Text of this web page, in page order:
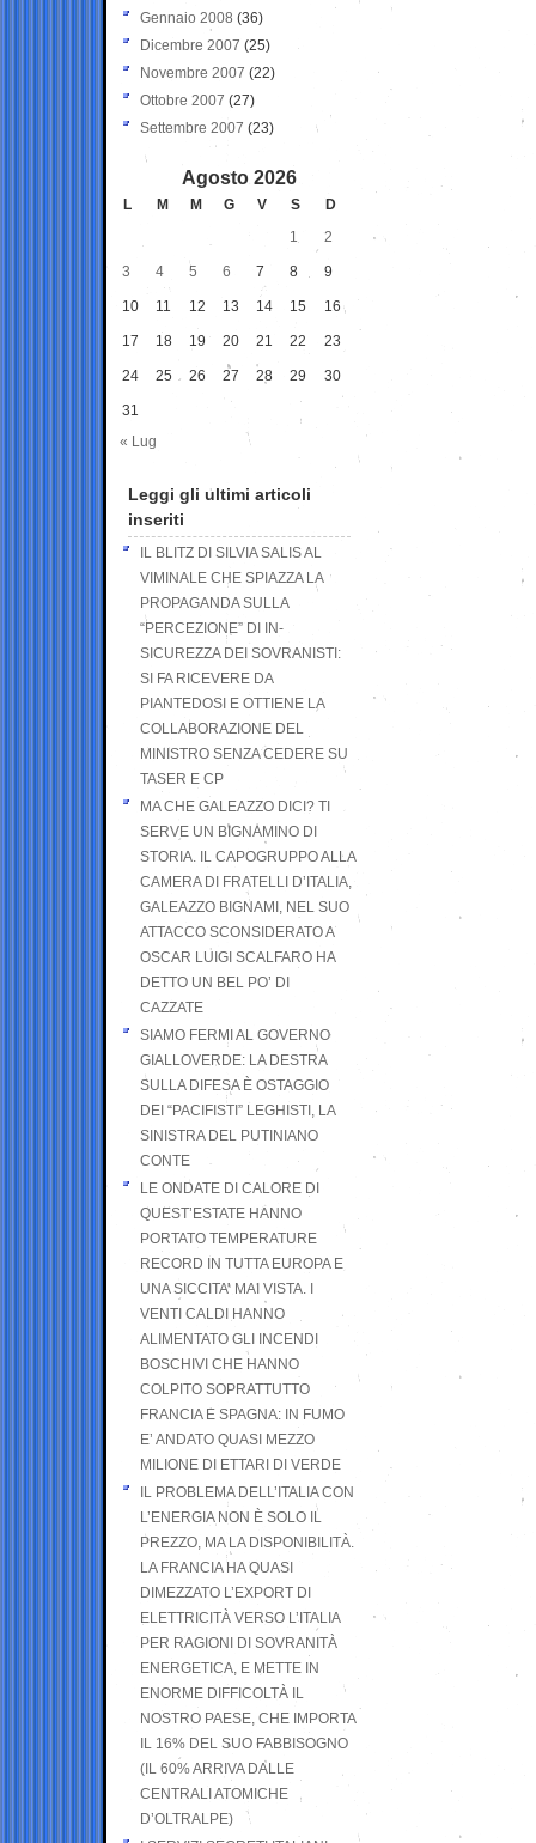
Gennaio 2008 (36)
Dicembre 2007 (25)
Novembre 2007 (22)
Ottobre 2007 (27)
Settembre 2007 (23)
Agosto 2026
L M M G V S
D
1
2
3 4 5 6 7 8 9
10 11 12 13 14 15 16
17 18 19 20 21 22 23
24 25 26 27 28 29 30
31
« Lug
Leggi gli ultimi articoli
inseriti
IL BLITZ DI SILVIA SALIS AL
VIMINALE CHE SPIAZZA LA
PROPAGANDA SULLA
“PERCEZIONE” DI IN-
SICUREZZA DEI SOVRANISTI:
SI FA RICEVERE DA
PIANTEDOSI E OTTIENE LA
COLLABORAZIONE DEL
MINISTRO SENZA CEDERE SU
TASER E CP
MA CHE GALEAZZO DICI? TI
SERVE UN BIGNAMINO DI
STORIA. IL CAPOGRUPPO ALLA
CAMERA DI FRATELLI D’ITALIA,
GALEAZZO BIGNAMI, NEL SUO
ATTACCO SCONSIDERATO A
OSCAR LUIGI SCALFARO HA
DETTO UN BEL PO’ DI
CAZZATE
SIAMO FERMI AL GOVERNO
GIALLOVERDE: LA DESTRA
SULLA DIFESA È OSTAGGIO
DEI “PACIFISTI” LEGHISTI, LA
SINISTRA DEL PUTINIANO
CONTE
LE ONDATE DI CALORE DI
QUEST’ESTATE HANNO
PORTATO TEMPERATURE
RECORD IN TUTTA EUROPA E
UNA SICCITA’ MAI VISTA. I
VENTI CALDI HANNO
ALIMENTATO GLI INCENDI
BOSCHIVI CHE HANNO
COLPITO SOPRATTUTTO
FRANCIA E SPAGNA: IN FUMO
E’ ANDATO QUASI MEZZO
MILIONE DI ETTARI DI VERDE
IL PROBLEMA DELL’ITALIA CON
L’ENERGIA NON È SOLO IL
PREZZO, MA LA DISPONIBILITÀ.
LA FRANCIA HA QUASI
DIMEZZATO L’EXPORT DI
ELETTRICITÀ VERSO L’ITALIA
PER RAGIONI DI SOVRANITÀ
ENERGETICA, E METTE IN
ENORME DIFFICOLTÀ IL
NOSTRO PAESE, CHE IMPORTA
IL 16% DEL SUO FABBISOGNO
(IL 60% ARRIVA DALLE
CENTRALI ATOMICHE
D’OLTRALPE)